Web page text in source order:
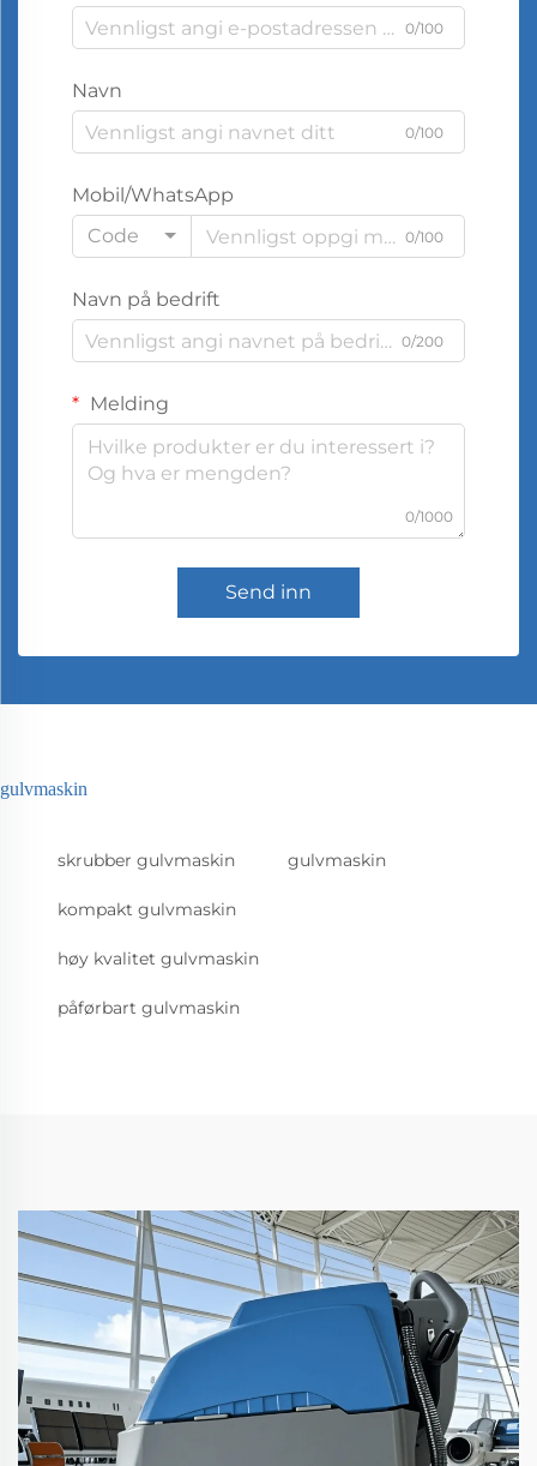
0/100
Navn
0/100
Mobil/WhatsApp
Code
0/100
Navn på bedrift
0/200
Melding
0/1000
Send inn
gulvmaskin
skrubber gulvmaskin gulvmaskin
kompakt gulvmaskin
høy kvalitet gulvmaskin
påførbart gulvmaskin